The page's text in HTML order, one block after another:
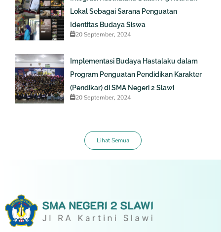
Lokal Sebagai Sarana Penguatan
Identitas Budaya Siswa
20 September, 2024
Implementasi Budaya Hastalaku dalam
Program Penguatan Pendidikan Karakter
(Pendikar) di SMA Negeri 2 Slawi
20 September, 2024
Lihat Semua